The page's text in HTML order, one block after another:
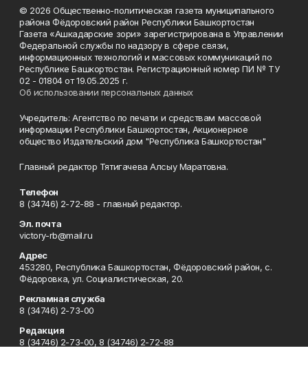
© 2026 Общественно-политическая газета муниципального
района Фёдоровский район Республики Башкортостан
Газета «Ашкадарские зори» зарегистрирована в Управлении
Федеральной службы по надзору в сфере связи,
информационных технологий и массовых коммуникаций по
Республике Башкортостан. Регистрационный номер ПИ № ТУ
02 - 01804 от 19.05.2025 г.
Об использовании персональных данных
Учредитель: Агентство по печати и средствам массовой
информации Республики Башкортостан, Акционерное
общество Издательский дом "Республика Башкортостан"
Главный редактор Тятигачева Алсыу Маратовна.
Телефон
8 (34746) 2-72-88 - главный редактор.
Эл. почта
victory-rb@mail.ru
Адрес
453280, Республика Башкортостан, Фёдоровский район, с.
Фёдоровка, ул. Социалистическая, 20.
Рекламная служба
8 (34746) 2-73-00
Редакция
8 (34746) 2-73-00, 8 (34746) 2-72-88